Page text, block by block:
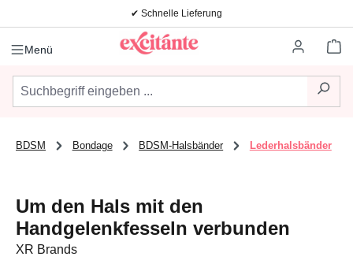
Zum Hauptinhalt springen✔ Schnelle Lieferung
Menü
BDSM Bondage BDSM-Halsbänder Lederhalsbänder
Um den Hals mit den
Handgelenkfesseln verbunden
XR Brands